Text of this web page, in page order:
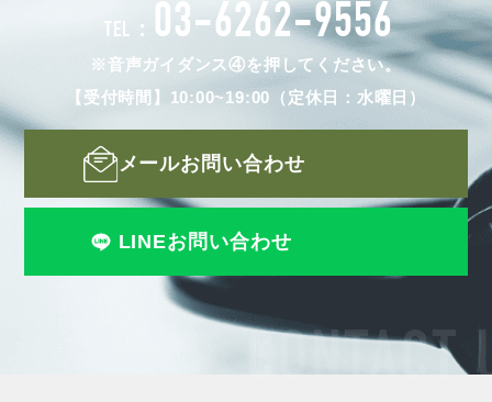
CONTACT
TEL： 03-6262-9556
※音声ガイダンス④を押してください。
【受付時間】10:00~19:00（定休日：水曜日）
メールお問い合わせ
LINEお問い合わせ